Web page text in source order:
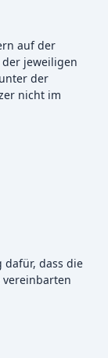
auf der
jeweiligen
der
nicht im
dafür, dass die